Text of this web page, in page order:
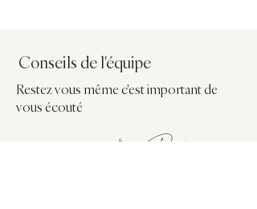
Conseils de l'équipe
Restez vous même c'est important de
vous écouté
Éclat Privé